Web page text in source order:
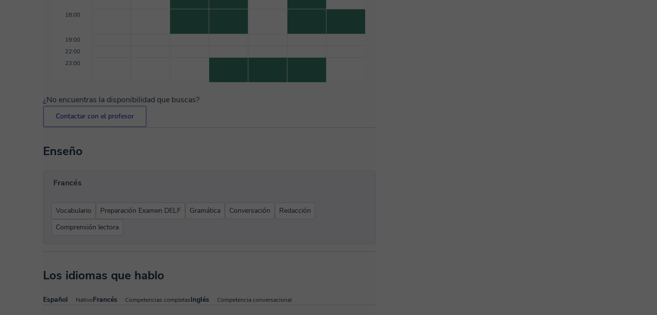
18:00
19:00
22:00
23:00
¿No encuentras la disponibilidad que buscas?
Contactar con el profesor
Enseño
Francés
Vocabulario Preparación Examen DELF Gramática Conversación
Redacción
Comprensión lectora
Los idiomas que hablo
Español NativoFrancés Competencias completasInglés Competencia conversacional